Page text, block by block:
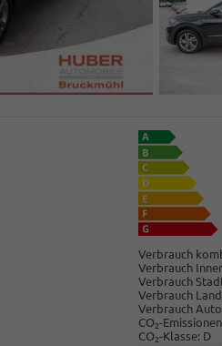
Verbrauch
Verbrauch
Verbrauch
Verbrauch
Verbrauch
CO2-
CO2-Klasse: D